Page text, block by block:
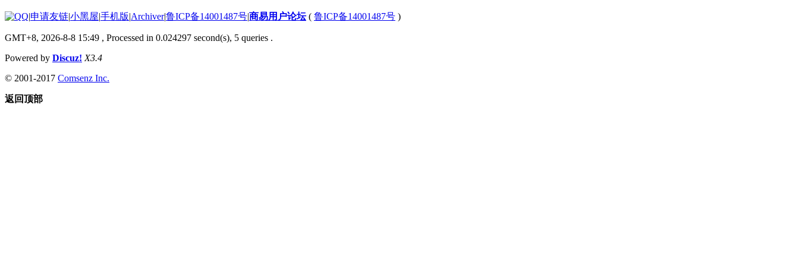
|申请友链|小黑屋|手机版|Archiver|鲁ICP备14001487号|商易用户论坛( 鲁ICP备14001487号 )
GMT+8, 2026-8-8 15:49 , Processed in 0.024297 second(s), 5 queries .
Powered by Discuz! X3.4
© 2001-2017 Comsenz Inc.
返回顶部